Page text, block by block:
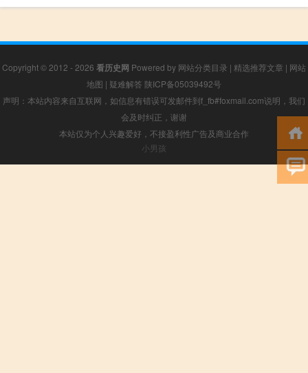
Copyright © 2012 - 2026 看历史网 Powered by 网站分类目录 | 精选推荐文章 | 网站
地图 | 疑难解答 陕ICP备05039492号
声明：本站内容来自互联网，如信息有错误可发邮件到f_fb#foxmail.com说明，我们
会及时纠正，谢谢
本站仅为个人兴趣爱好，不接盈利性广告及商业合作
小男孩